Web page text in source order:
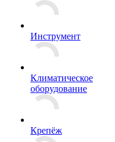
Инструмент
Климатическое
оборудование
Крепёж